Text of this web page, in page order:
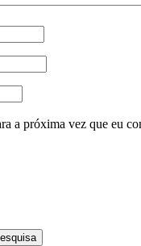
a próxima vez que eu